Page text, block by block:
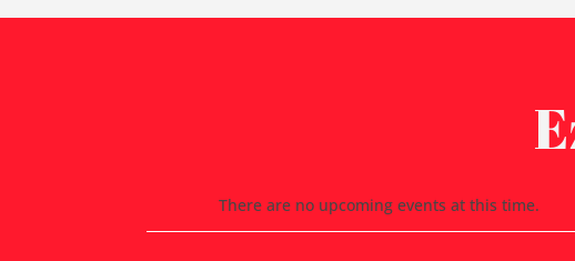
There are no upcoming events at this time.